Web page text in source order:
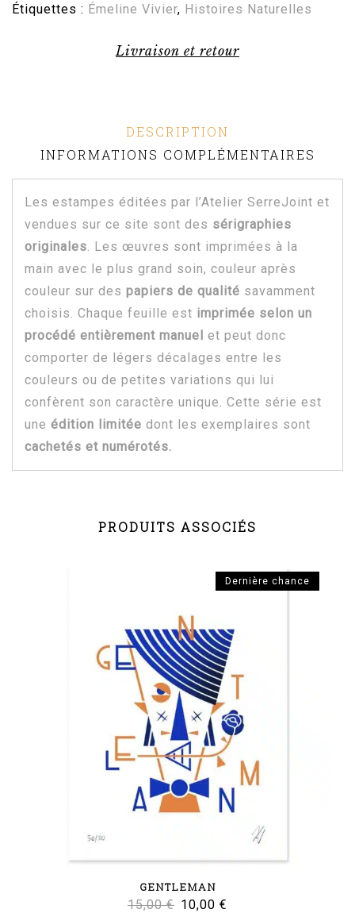
Étiquettes : Émeline Vivier, Histoires Naturelles
Livraison et retour
DESCRIPTION
INFORMATIONS COMPLÉMENTAIRES
Les estampes éditées par l’Atelier SerreJoint et
vendues sur ce site sont des sérigraphies
originales. Les œuvres sont imprimées à la
main avec le plus grand soin, couleur après
couleur sur des papiers de qualité savamment
choisis. Chaque feuille est imprimée selon un
procédé entièrement manuel et peut donc
comporter de légers décalages entre les
couleurs ou de petites variations qui lui
confèrent son caractère unique. Cette série est
une édition limitée dont les exemplaires sont
cachetés et numérotés.
PRODUITS ASSOCIÉS
Dernière chance
GENTLEMAN
15,00€ Le
10,00 €